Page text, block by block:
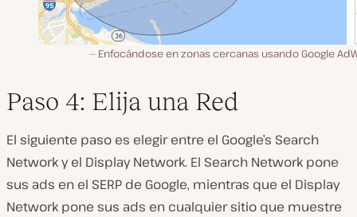
Enfocándose en zonas cercanas usando Google
Paso 4: Elija una Red
El siguiente paso es elegir entre el Google’s Search
Network y el Display Network. El Search Network pone
sus ads en el SERP de Google, mientras que el Display
Network pone sus ads en cualquier sitio que muestre